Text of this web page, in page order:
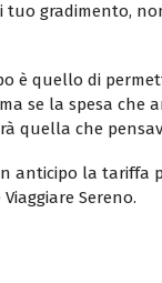
tuo gradimento,
è quello di
se la spesa che
quella che
anticipo la tariffa
Sereno.